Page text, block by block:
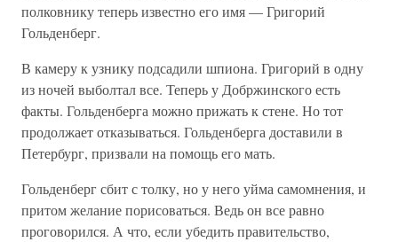
полковнику теперь известно его имя — Григорий
Гольденберг.
В камеру к узнику подсадили шпиона. Григорий в одну
из ночей выболтал все. Теперь у Добржинского есть
факты. Гольденберга можно прижать к стене. Но тот
продолжает отказываться. Гольденберга доставили в
Петербург, призвали на помощь его мать.
Гольденберг сбит с толку, но у него уйма самомнения, и
притом желание порисоваться. Ведь он все равно
проговорился. А что, если убедить правительство,